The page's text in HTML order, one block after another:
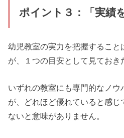
ポイント３：「実績
幼児教室の実力を把握すること
が、１つの目安として見ておき
いずれの教室にも専門的なノウ
が、どれほど優れていると感じ
ないと意味がありません。